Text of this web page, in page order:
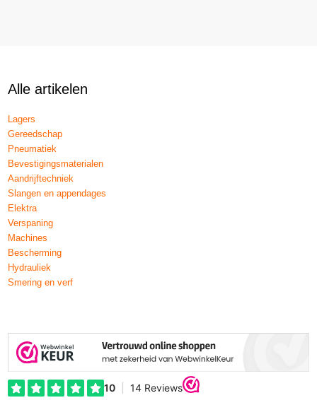
Alle artikelen
Lagers
Gereedschap
Pneumatiek
Bevestigingsmaterialen
Aandrijftechniek
Slangen en appendages
Elektra
Verspaning
Machines
Bescherming
Hydrauliek
Smering en verf